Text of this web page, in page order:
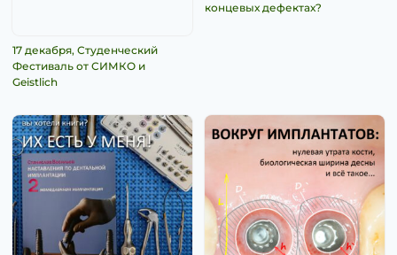
17 декабря, Студенческий
Фестиваль от СИМКО и
Geistlich
концевых дефектах?